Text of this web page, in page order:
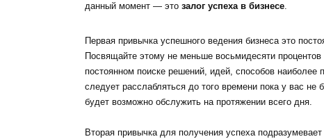
данный момент — это залог успеха в бизнесе.
Первая привычка успешного ведения бизнеса это
Посвящайте этому не меньше восьмидесяти
постоянном поиске решений, идей, способов наиболее
следует расслабляться до того времени пока у вас не
будет возможно обслужить на протяжении всего дня.
Вторая привычка для получения успеха